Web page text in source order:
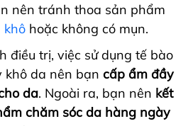
nên tránh thoa sản phẩm
khô hoặc không có mụn.
điều trị, việc sử dụng tế bào
khô da nên bạn cấp ẩm đầy
da. Ngoài ra, bạn nên kết
chăm sóc da hàng ngày